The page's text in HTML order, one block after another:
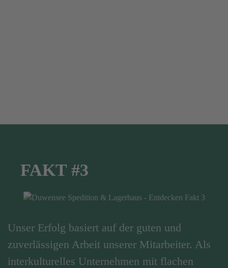
FAKT #3
Unser Erfolg basiert auf der guten und
zuverlässigen Arbeit unserer Mitarbeiter. Als
interkulturelles Unternehmen mit flachen